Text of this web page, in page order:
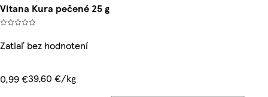
Vitana Kura pečené 25 g
Zatiaľ bez hodnotení
0,99 €39,60 €/kg